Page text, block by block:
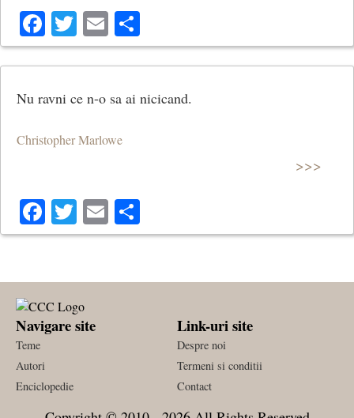
Facebook
Twitter
Email
Nu ravni ce n-o sa ai nicicand.
Christopher Marlowe
>>>
Facebook
Twitter
Email
Navigare site
Teme
Autori
Enciclopedie
Link-uri site
Despre noi
Termeni si conditii
Contact